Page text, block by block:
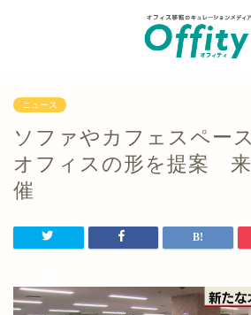
ニュース
ソファやカフェスペー
オフィスの形を提案 来
催